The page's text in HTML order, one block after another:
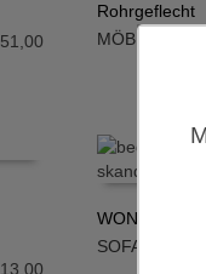
IN DEN
Rohrgeflecht
MÖBEL
IN DEN
WON, Mango
SOFAS &